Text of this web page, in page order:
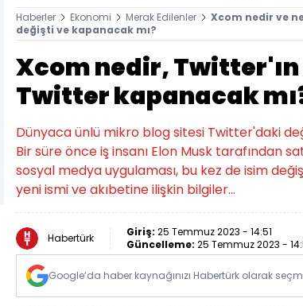
Haberler Ekonomi Merak Edilenler
Xcom nedir ve
değişti ve kapanacak mı?
Xcom nedir, Twitter'ın
Twitter kapanacak
Dünyaca ünlü mikro blog sitesi Twitter'daki
Bir süre önce iş insanı Elon Musk tarafından
sosyal medya uygulaması, bu kez de isim
yeni ismi ve akıbetine ilişkin bilgiler...
Habertürk Giriş: 25 Temmuz 2023 - 14:51
Güncelleme: 25 Temmuz 2023 -
Google’da haber kaynağınızı Habertürk olarak